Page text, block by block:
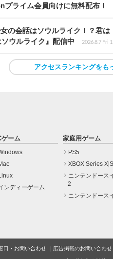
ライム会員向けに無料配布！
女の会話はソウルライク！？君
ウルライク』配信中
2026.8.7 Fri
アクセスランキングをも
ゲーム
ンディーゲーム
家庭用ゲーム
PS5
XBOX Series X|S
ニンテンドース
2
ニンテンドース
口・お問い合わせ 広告掲載のお問い合わせ